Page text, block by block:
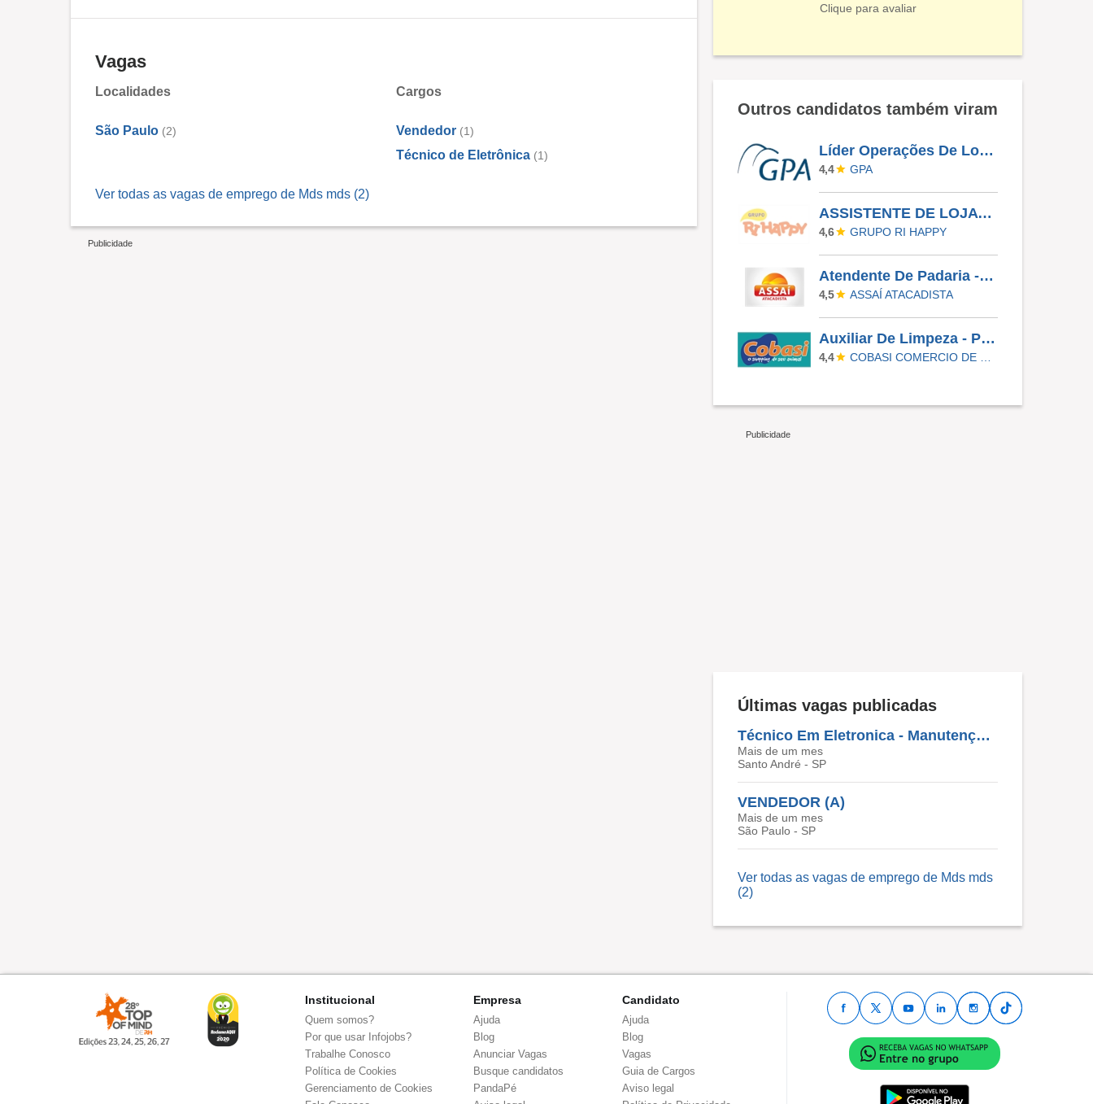
Vagas
Localidades
São Paulo (2)
Cargos
Vendedor (1)
Técnico de Eletrônica (1)
Ver todas as vagas de emprego de Mds mds (2)
Clique para avaliar
Outros candidatos também viram
Líder Operações De Loja - Morumbi
4,4 GPA
ASSISTENTE DE LOJA - RIO PRETO SHOPPING - EFETIVO
4,6 GRUPO RI HAPPY
Atendente De Padaria - Temporário (Alto Da XV)
4,5 ASSAÍ ATACADISTA
Auxiliar De Limpeza - Paulinia
4,4
Últimas vagas publicadas
Técnico Em Eletronica - Manutenção Em Equipamento Eletrônico E Mecânico
Mais de um mes
Santo André - SP
VENDEDOR (A)
Mais de um mes
São Paulo - SP
Ver todas as vagas de emprego de Mds mds
(2)
Institucional
Quem somos?
Por que usar Infojobs?
Trabalhe Conosco
Política de Cookies
Gerenciamento de Cookies
Empresa
Ajuda
Blog
Anunciar Vagas
Busque candidatos
PandaPé
Candidato
Ajuda
Blog
Vagas
Guia de Cargos
Aviso legal